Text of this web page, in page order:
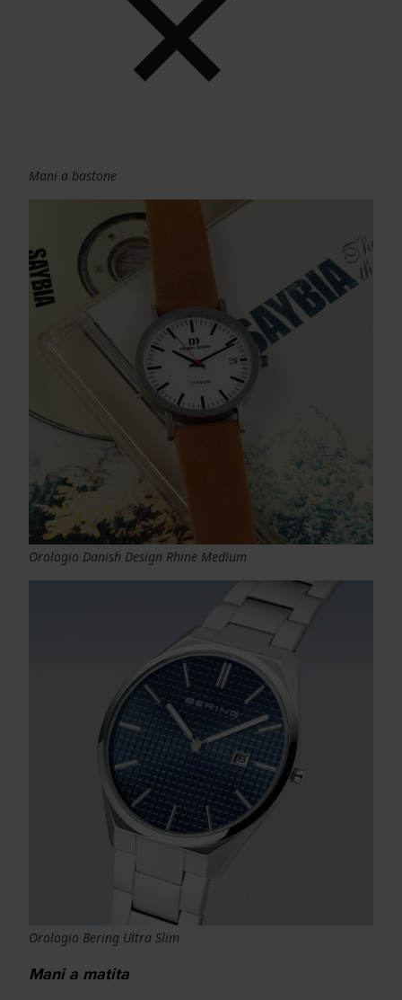
Mani a bastone
Orologio Danish Design Rhine Medium
Orologio Bering Ultra Slim
Mani a matita